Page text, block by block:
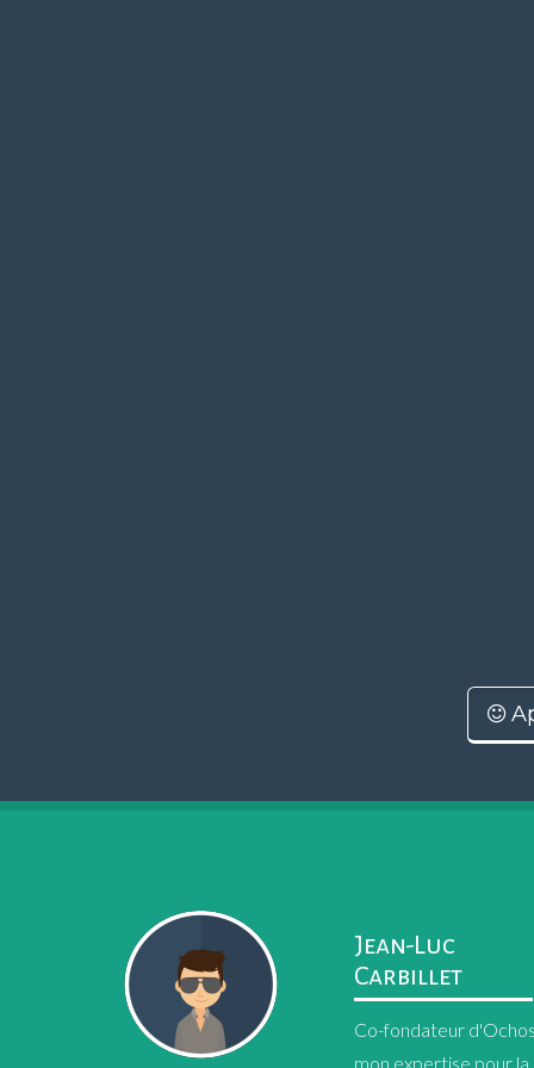
Jean-Luc
Carbillet
Co-fondateur
mon expertise pour